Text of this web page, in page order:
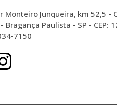
Monteiro Junqueira, km 52,5 -
Bragança Paulista - SP - CEP:
7150